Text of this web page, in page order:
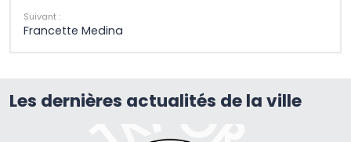
Suivant :
Francette Medina
Les dernières actualités de la ville